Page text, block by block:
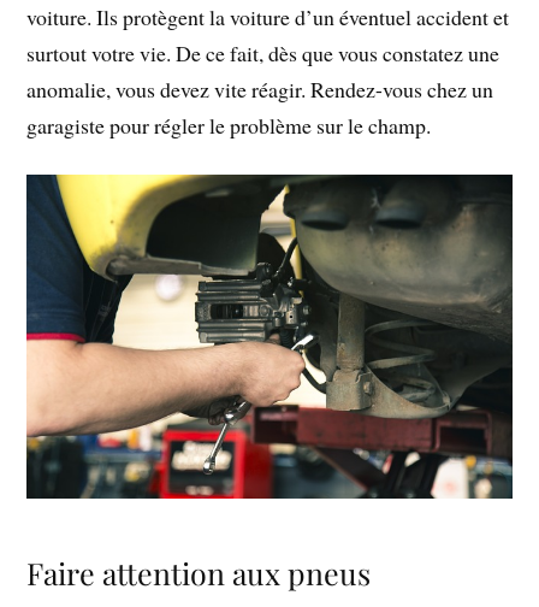
voiture. Ils protègent la voiture d’un éventuel accident et
surtout votre vie. De ce fait, dès que vous constatez une
anomalie, vous devez vite réagir. Rendez-vous chez un
garagiste pour régler le problème sur le champ.
Faire attention aux pneus